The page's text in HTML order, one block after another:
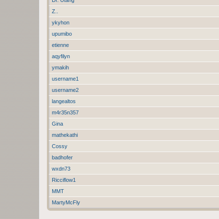
Z..
ykyhon
upumibo
etienne
aqyfilyn
ymakih
username1
username2
langealtos
m4r35n357
Gina
mathekathi
Cossy
badhofer
wxdn73
Ricciflow1
MMT
MartyMcFly